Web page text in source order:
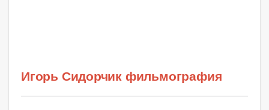
Игорь Сидорчик фильмография